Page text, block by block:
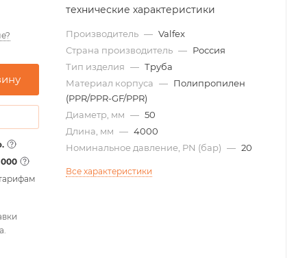
технические характеристики
Производитель — Valfex
Страна производитель — Россия
Тип изделия — Труба
Материал корпуса — Полипропилен
(PPR/PPR-GF/PPR)
Диаметр, мм — 50
Длина, мм — 4000
Номинальное давление, PN (бар) — 20
Все характеристики